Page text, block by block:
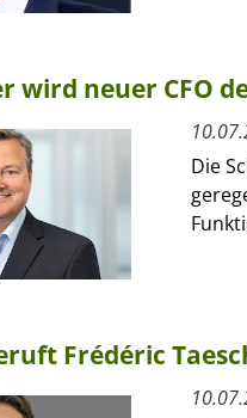
wird neuer CFO
Die
Frédéric